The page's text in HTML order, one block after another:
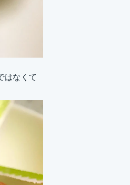
はなくて